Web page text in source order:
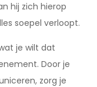
hij zich hierop
soepel verloopt.
je wilt dat
Door je
zorg je